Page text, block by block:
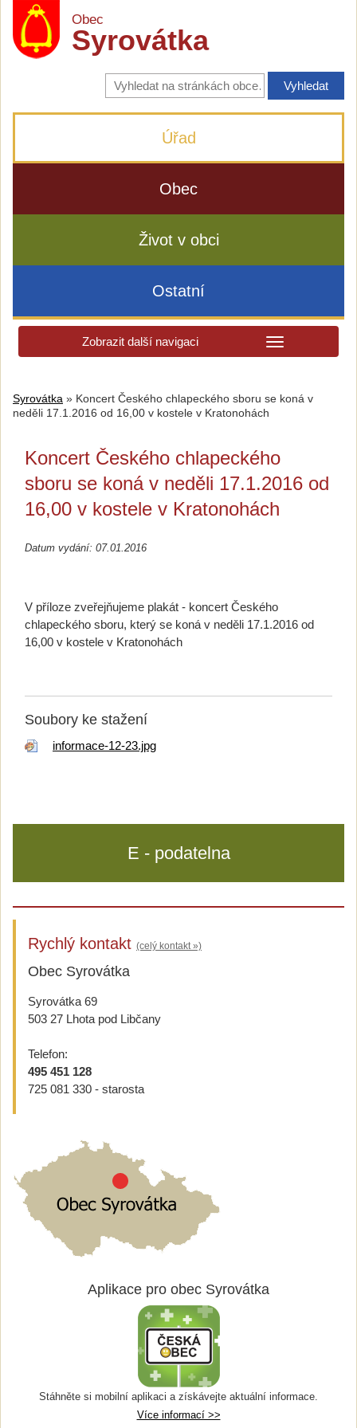
Obec
Syrovátka
Vyhledávání
na
stránkách
Úřad
Obec
Život v obci
Ostatní
Zobrazit další navigaci
Syrovátka » Koncert Českého chlapeckého sboru se koná v
neděli 17.1.2016 od 16,00 v kostele v Kratonohách
Koncert Českého chlapeckého
sboru se koná v neděli 17.1.2016 od
16,00 v kostele v Kratonohách
Datum vydání: 07.01.2016
V příloze zveřejňujeme plakát - koncert Českého
chlapeckého sboru, který se koná v neděli 17.1.2016 od
16,00 v kostele v Kratonohách
Soubory ke stažení
informace-12-23.jpg
E - podatelna
Rychlý kontakt (celý kontakt »)
Obec Syrovátka
Syrovátka 69
503 27 Lhota pod Libčany
Telefon:
495 451 128
725 081 330 - starosta
Aplikace pro obec Syrovátka
Stáhněte si mobilní aplikaci a získávejte aktuální informace.
Více informací >>